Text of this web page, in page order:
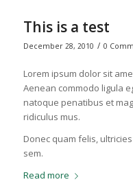
This is a test
December 28, 2010 / 0
Lorem ipsum dolor sit
Aenean commodo ligula
natoque penatibus et
ridiculus mus.
Donec quam felis,
sem.
Read more